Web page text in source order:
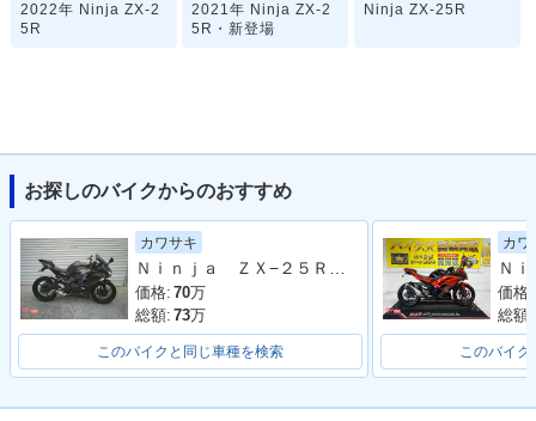
2022年 Ninja ZX-2
5R
2021年 Ninja ZX-2
5R・新登場
Ninja ZX-25R
お探しのバイクからのおすすめ
カワサキ
価格: 70万
総額: 73万
このバイクと同じ車種を検索
カワ
価格:
総額:
このバイク